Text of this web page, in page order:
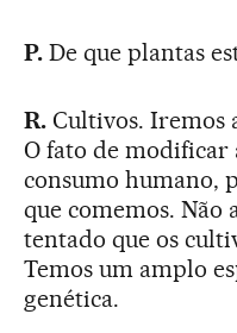
P.De que plantas
R.Cultivos. Iremos
O fato de modificar
consumo humano,
que comemos. Não
tentado que os
Temos um amplo
genética.